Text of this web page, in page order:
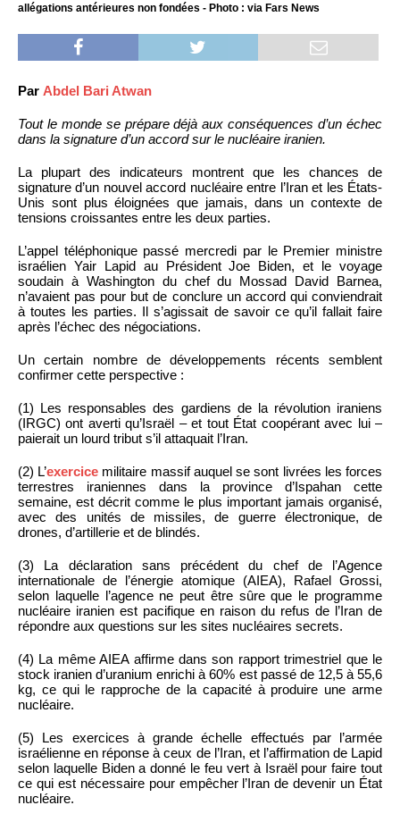
allégations antérieures non fondées - Photo : via Fars News
Par Abdel Bari Atwan
Tout le monde se prépare déjà aux conséquences d’un échec
dans la signature d’un accord sur le nucléaire iranien.
La plupart des indicateurs montrent que les chances de
signature d’un nouvel accord nucléaire entre l’Iran et les États-
Unis sont plus éloignées que jamais, dans un contexte de
tensions croissantes entre les deux parties.
L’appel téléphonique passé mercredi par le Premier ministre
israélien Yair Lapid au Président Joe Biden, et le voyage
soudain à Washington du chef du Mossad David Barnea,
n’avaient pas pour but de conclure un accord qui conviendrait
à toutes les parties. Il s’agissait de savoir ce qu’il fallait faire
après l’échec des négociations.
Un certain nombre de développements récents semblent
confirmer cette perspective :
(1) Les responsables des gardiens de la révolution iraniens
(IRGC) ont averti qu’Israël – et tout État coopérant avec lui –
paierait un lourd tribut s’il attaquait l’Iran.
(2) L’exercice militaire massif auquel se sont livrées les forces
terrestres iraniennes dans la province d’Ispahan cette
semaine, est décrit comme le plus important jamais organisé,
avec des unités de missiles, de guerre électronique, de
drones, d’artillerie et de blindés.
(3) La déclaration sans précédent du chef de l’Agence
internationale de l’énergie atomique (AIEA), Rafael Grossi,
selon laquelle l’agence ne peut être sûre que le programme
nucléaire iranien est pacifique en raison du refus de l’Iran de
répondre aux questions sur les sites nucléaires secrets.
(4) La même AIEA affirme dans son rapport trimestriel que le
stock iranien d’uranium enrichi à 60% est passé de 12,5 à 55,6
kg, ce qui le rapproche de la capacité à produire une arme
nucléaire.
(5) Les exercices à grande échelle effectués par l’armée
israélienne en réponse à ceux de l’Iran, et l’affirmation de Lapid
selon laquelle Biden a donné le feu vert à Israël pour faire tout
ce qui est nécessaire pour empêcher l’Iran de devenir un État
nucléaire.